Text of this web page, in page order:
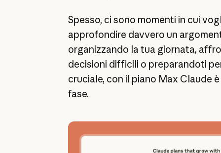
Spesso, ci sono momenti in cui
approfondire davvero un
organizzando la tua giornata,
decisioni difficili o preparandoti
cruciale, con il piano Max Claude
fase.